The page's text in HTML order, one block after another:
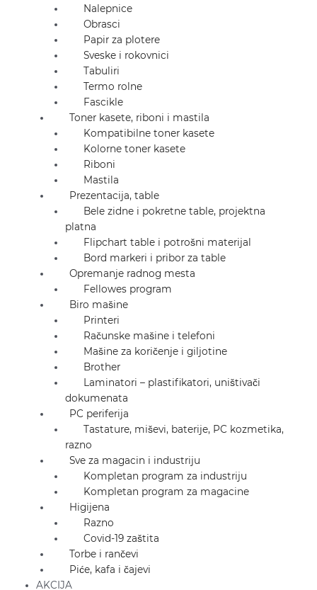
Nalepnice
Obrasci
Papir za plotere
Sveske i rokovnici
Tabuliri
Termo rolne
Fascikle
Toner kasete, riboni i mastila
Kompatibilne toner kasete
Kolorne toner kasete
Riboni
Mastila
Prezentacija, table
Bele zidne i pokretne table, projektna
platna
Flipchart table i potrošni materijal
Bord markeri i pribor za table
Opremanje radnog mesta
Fellowes program
Biro mašine
Printeri
Računske mašine i telefoni
Mašine za koričenje i giljotine
Brother
Laminatori – plastifikatori, uništivači
dokumenata
PC periferija
Tastature, miševi, baterije, PC kozmetika,
razno
Sve za magacin i industriju
Kompletan program za industriju
Kompletan program za magacine
Higijena
Razno
Covid-19 zaštita
Torbe i rančevi
Piće, kafa i čajevi
AKCIJA